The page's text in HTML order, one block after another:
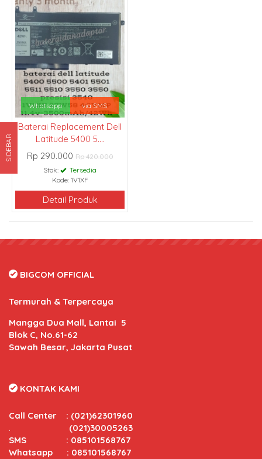
Whatsapp via SMS
Baterai Replacement Dell
Latitude 5400 5....
Rp 290.000Rp 420.000
Stok:
Tersedia
Kode: 1V1XF
Detail Produk
SIDEBAR
BIGCOM OFFICIAL
Termurah & Terpercaya
Mangga Dua Mall, Lantai 5
Blok C, No.61-62
Sawah Besar, Jakarta Pusat
KONTAK KAMI
Call Center : (021)62301960
. (021)30005263
SMS : 085101568767
Whatsapp : 085101568767